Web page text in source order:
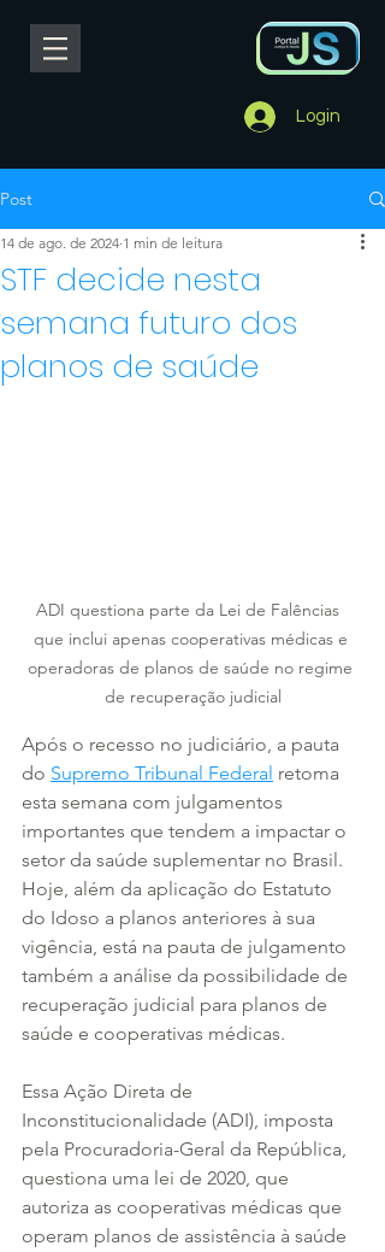
Login
Post
STF decide nesta
semana futuro dos
planos de saúde
14 de ago. de 2024 1 min de leitura
ADI questiona parte da Lei de Falências
que inclui apenas cooperativas médicas e
operadoras de planos de saúde no regime
de recuperação judicial
Após o recesso no judiciário, a pauta
do Supremo Tribunal Federal retoma
esta semana com julgamentos
importantes que tendem a impactar o
setor da saúde suplementar no Brasil.
Hoje, além da aplicação do Estatuto
do Idoso a planos anteriores à sua
vigência, está na pauta de julgamento
também a análise da possibilidade de
recuperação judicial para planos de
saúde e cooperativas médicas.
Essa Ação Direta de
Inconstitucionalidade (ADI), imposta
pela Procuradoria-Geral da República,
questiona uma lei de 2020, que
autoriza as cooperativas médicas que
operam planos de assistência à saúde